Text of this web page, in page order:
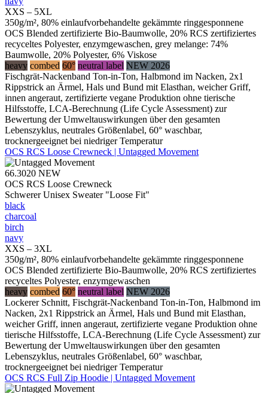
XXS – 5XL
350g/m², 80% einlaufvorbehandelte gekämmte ringgesponnene
OCS Blended zertifizierte Bio-Baumwolle, 20% RCS zertifiziertes
recyceltes Polyester, enzymgewaschen, grey melange: 74%
Baumwolle, 20% Polyester, 6% Viskose
heavy combed 60° neutral label NEW 2026
Fischgrät-Nackenband Ton-in-Ton, Halbmond im Nacken, 2x1
Rippstrick an Ärmel, Hals und Bund mit Elasthan, weicher Griff,
innen angeraut, zertifizierte vegane Produktion ohne tierische
Hilfsstoffe, LCA-Berechnung (Life Cycle Assessment) zur
Bewertung der Umweltauswirkungen über den gesamten
Lebenszyklus, neutrales Größenlabel, 60° waschbar,
trocknergeeignet bei niedriger Temperatur
OCS RCS Loose Crewneck | Untagged Movement
66.3020 NEW
OCS RCS Loose Crewneck
Schwerer Unisex Sweater "Loose Fit"
black
charcoal
birch
navy
XXS – 3XL
350g/m², 80% einlaufvorbehandelte gekämmte ringgesponnene
OCS Blended zertifizierte Bio-Baumwolle, 20% RCS zertifiziertes
recyceltes Polyester, enzymgewaschen
heavy combed 60° neutral label NEW 2026
Lockerer Schnitt, Fischgrät-Nackenband Ton-in-Ton, Halbmond im
Nacken, 2x1 Rippstrick an Ärmel, Hals und Bund mit Elasthan,
weicher Griff, innen angeraut, zertifizierte vegane Produktion ohne
tierische Hilfsstoffe, LCA-Berechnung (Life Cycle Assessment) zur
Bewertung der Umweltauswirkungen über den gesamten
Lebenszyklus, neutrales Größenlabel, 60° waschbar,
trocknergeeignet bei niedriger Temperatur
OCS RCS Full Zip Hoodie | Untagged Movement